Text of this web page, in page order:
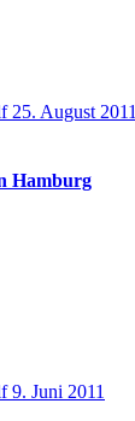
25. August 2011
Hamburg
9. Juni 2011